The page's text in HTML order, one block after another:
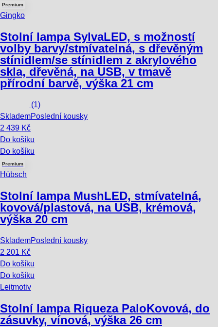
Premium
Gingko
Stolní lampa SylvaLED, s možností
volby barvy/stmívatelná, s dřevěným
stínidlem/se stínidlem z akrylového
skla, dřevěná, na USB, v tmavě
přírodní barvě, výška 21 cm
(1)
SklademPoslední kousky
2 439 Kč
Do košíku
Do košíku
Premium
Hübsch
Stolní lampa MushLED, stmívatelná,
kovová/plastová, na USB, krémová,
výška 20 cm
SklademPoslední kousky
2 201 Kč
Do košíku
Do košíku
Leitmotiv
Stolní lampa Riqueza PaloKovová, do
zásuvky, vínová, výška 26 cm